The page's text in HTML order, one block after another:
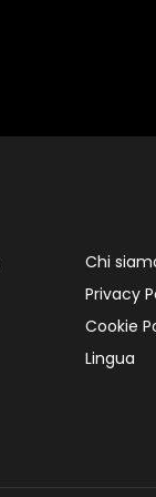
Chi
Privacy
Cookie
Lingua